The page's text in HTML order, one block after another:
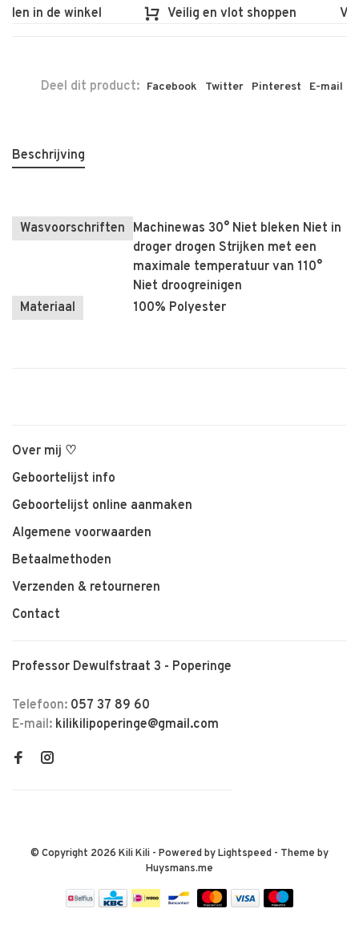
in de winkel
Veilig en vlot shoppen
Deel dit product: Facebook Twitter Pinterest E-mail
Beschrijving
Wasvoorschriften Machinewas 30° Niet bleken Niet in
droger drogen Strijken met een
maximale temperatuur van 110°
Niet droogreinigen
Materiaal
100% Polyester
Over mij ♡
Geboortelijst info
Geboortelijst online aanmaken
Algemene voorwaarden
Betaalmethoden
Verzenden & retourneren
Contact
Professor Dewulfstraat 3 - Poperinge
Telefoon: 057 37 89 60
E-mail: kilikilipoperinge@gmail.com
© Copyright 2026 Kili Kili - Powered byLightspeed - Theme by
Huysmans.me